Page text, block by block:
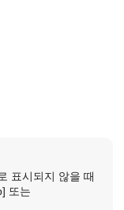
표시되지 않을 때
또는